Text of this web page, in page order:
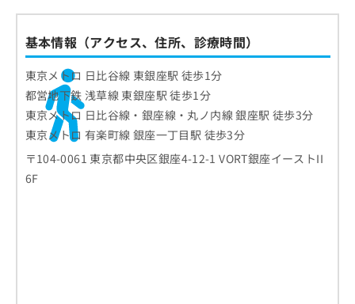
基本情報（アクセス、住所、診療時間）
東京メトロ 日比谷線 東銀座駅 徒歩1分
都営地下鉄 浅草線 東銀座駅 徒歩1分
東京メトロ 日比谷線・銀座線・丸ノ内線 銀座駅 徒歩3分
東京メトロ 有楽町線 銀座一丁目駅 徒歩3分
〒104-0061 東京都中央区銀座4-12-1 VORT銀座イーストII
6F